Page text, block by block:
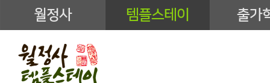
월정사 템플스테이 출가